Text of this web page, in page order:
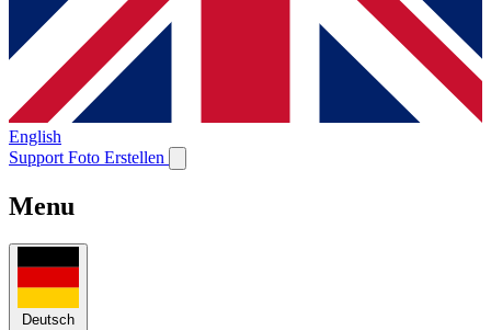
English
Support Foto Erstellen
Menu
Deutsch